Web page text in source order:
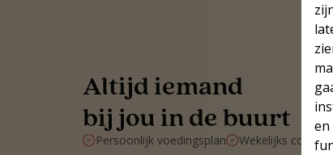
en
Altijd iemand
bij jou in de buurt
Persoonlijk voedingsplan
Wekelijks